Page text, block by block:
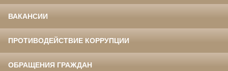
ВАКАНСИИ
ПРОТИВОДЕЙСТВИЕ КОРРУПЦИИ
ОБРАЩЕНИЯ ГРАЖДАН